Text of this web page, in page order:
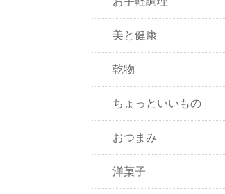
美と健康
乾物
ちょっといいもの
おつまみ
洋菓子